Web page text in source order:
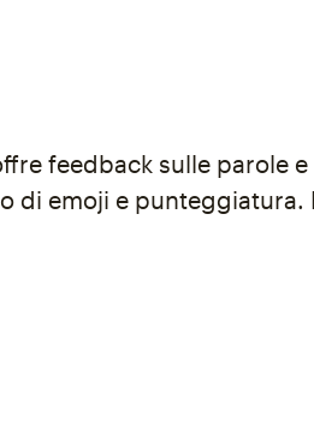
feedback sulle parole e
di emoji e punteggiatura.